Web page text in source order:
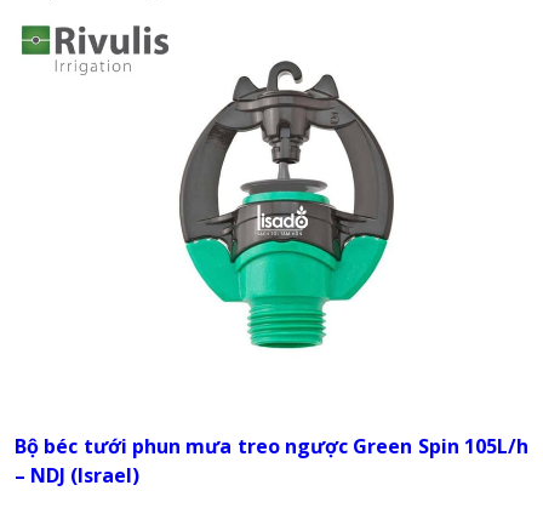
Bộ béc tưới phun mưa treo ngược Green Spin 105L/h
– NDJ (Israel)